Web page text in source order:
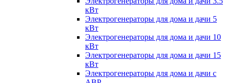
кВт
Электрогенераторы для дома и дачи 5
кВт
Электрогенераторы для дома и дачи 10
кВт
Электрогенераторы для дома и дачи 15
кВт
Электрогенераторы для дома и дачи с